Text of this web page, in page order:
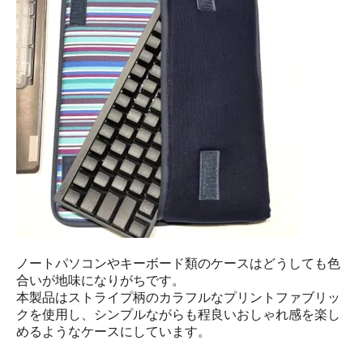
ノートパソコンやキーボード類のケースはどうしても色
合いが地味になりがちです。
本製品はストライプ柄のカラフルなプリントファブリッ
クを使用し、シンプルながらも程良いおしゃれ感を楽し
めるようなケースにしています。